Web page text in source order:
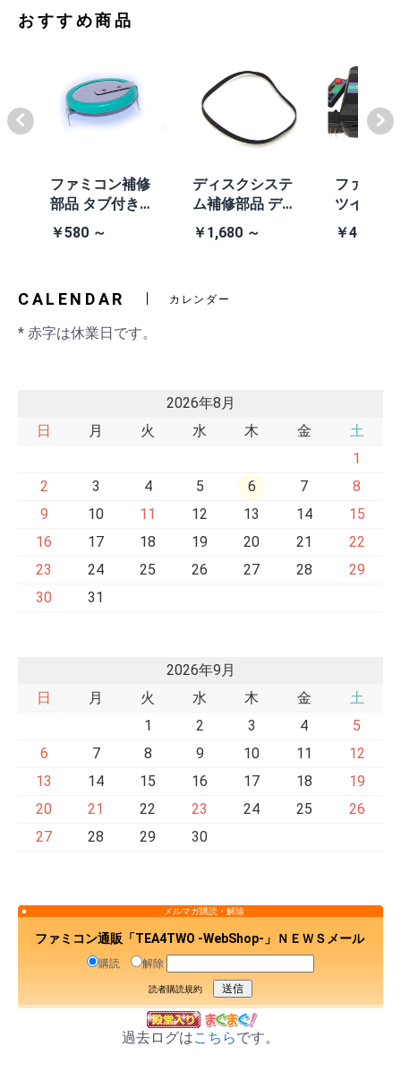
おすすめ商品
ファミコン補修
部品 タブ付きコ
イン電池(CR203
￥580 ～
ディスクシステ
ム補修部品 ディ
スクシステム用
交換ベルト
￥1,680 ～
ファミコ
ツインフ
ン本体
￥41,980
CALENDAR カレンダー
* 赤字は休業日です。
2026年8月
日
月 火 水 木 金
土
1
2
3 4 5 6 7
8
9
10 11 12 13 14
15
16
17 18 19 20 21
22
23
24 25 26 27 28
29
30
31
2026年9月
日
月 火 水 木 金
土
1
2 3 4
5
6
7 8 9 10 11
12
13
14 15 16 17 18
19
20
21 22 23 24 25
26
27
28 29 30
メルマガ購読・解除
ファミコン通販「TEA4TWO -WebShop-」ＮＥＷＳメール
購読 解除
読者購読規約
過去ログはこちらです。